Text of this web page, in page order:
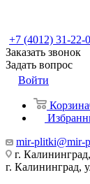
+7 (4012) 31-22-
Заказать звонок
Задать вопрос
Войти
Корзина
mir-plitki@mir-
г.
г. Калининград,